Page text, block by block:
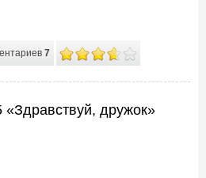
7
дружок»